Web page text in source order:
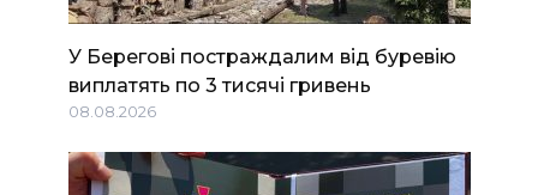
У Берегові постраждалим від буревію
виплатять по 3 тисячі гривень
08.08.2026